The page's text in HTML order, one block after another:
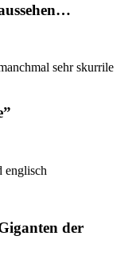
sehr skurrile
englisch
der